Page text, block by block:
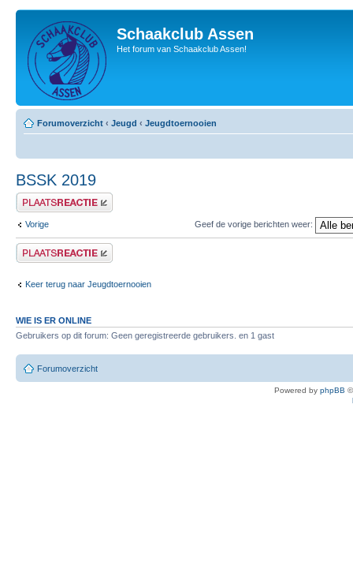
Schaakclub Assen
Het forum van Schaakclub Assen!
Forumoverzicht ‹ Jeugd ‹ Jeugdtoernooien
BSSK 2019
Plaats een reactie
Vorige Geef de vorige berichten weer:
Plaats een reactie
Keer terug naar Jeugdtoernooien
WIE IS ER ONLINE
Gebruikers op dit forum: Geen geregistreerde gebruikers. en 1 gast
Forumoverzicht
Powered by phpBB